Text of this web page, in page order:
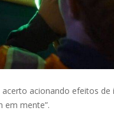
acionando efeitos
em mente”.